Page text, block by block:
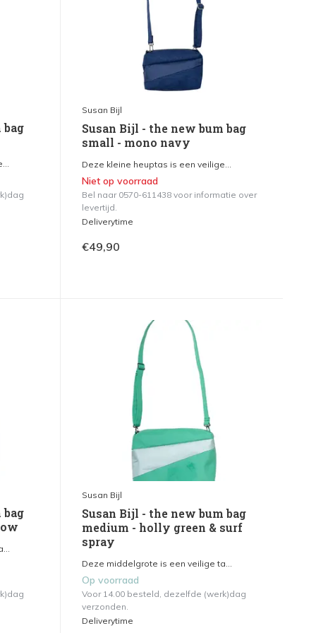
bag
Susan Bijl
Susan Bijl - the new bum bag
small - mono navy
Deze kleine heuptas is een veilige...
Niet op voorraad
Bel naar 0570-611438 voor informatie over
levertijd.
Deliverytime
€49,90
bag
Susan Bijl
Susan Bijl - the new bum bag
medium - holly green & surf
spray
Deze middelgrote is een veilige ta...
Op voorraad
Voor 14.00 besteld, dezelfde (werk)dag
verzonden.
Deliverytime